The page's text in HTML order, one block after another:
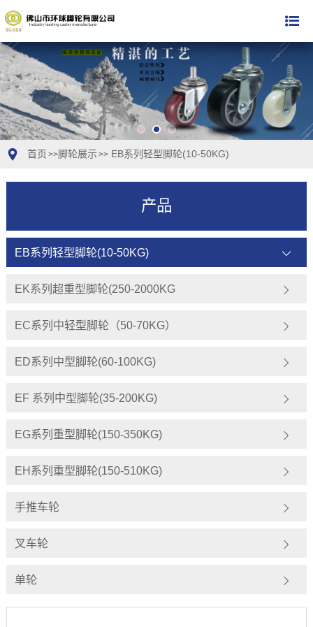
首页 >>脚轮展示 >>EB系列轻型脚轮(10-50KG)
产品
EB系列轻型脚轮(10-50KG)
EK系列超重型脚轮(250-2000KG
EC系列中轻型脚轮（50-70KG）
ED系列中型脚轮(60-100KG)
EF 系列中型脚轮(35-200KG)
EG系列重型脚轮(150-350KG)
EH系列重型脚轮(150-510KG)
手推车轮
叉车轮
单轮